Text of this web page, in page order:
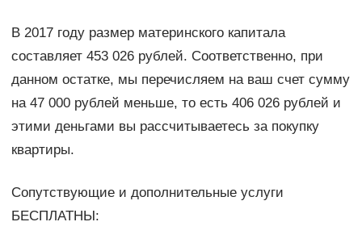
В 2017 году размер материнского капитала
составляет 453 026 рублей. Соответственно, при
данном остатке, мы перечисляем на ваш счет сумму
на 47 000 рублей меньше, то есть 406 026 рублей и
этими деньгами вы рассчитываетесь за покупку
квартиры.
Сопутствующие и дополнительные услуги
БЕСПЛАТНЫ: